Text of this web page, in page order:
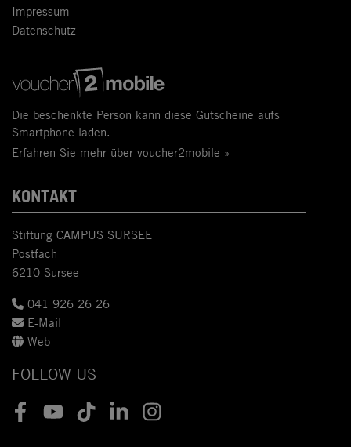
Impressum
Datenschutz
Die beschenkte Person kann diese Gutscheine aufs
Smartphone laden.
Erfahren Sie mehr über voucher2mobile »
KONTAKT
Stiftung CAMPUS SURSEE
Postfach
6210 Sursee
041 926 26 26
E-Mail
Web
FOLLOW US
FacebookYoutubeTikTokLinkedInInstagram